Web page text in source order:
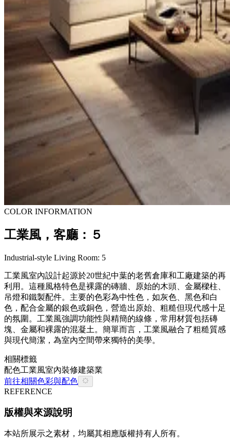
COLOR INFORMATION
工業風，客廳：５
Industrial-style Living Room: 5
工業風室內設計起源於20世紀中葉的老舊倉庫和工廠建築的再
利用。這種風格特色是裸露的磚牆、原始的木頭、金屬樑柱、
吊燈和鐵製配件。主要的色彩為中性色，如灰色、黑色和白
色，配合金屬的銀色或銅色，營造出原始、粗糙但現代感十足
的氛圍。工業風強調功能性與精簡的線條，常用材質包括磚
塊、金屬和裸露的混凝土。簡單而言，工業風融合了粗糙質感
與現代簡潔，為室內空間帶來獨特的美學。
相關標籤
配色工業風室內裝修建築業
前往相關色彩與配色
REFERENCE
版權與來源說明
本站所展示之素材，均屬其相應版權持有人所有。